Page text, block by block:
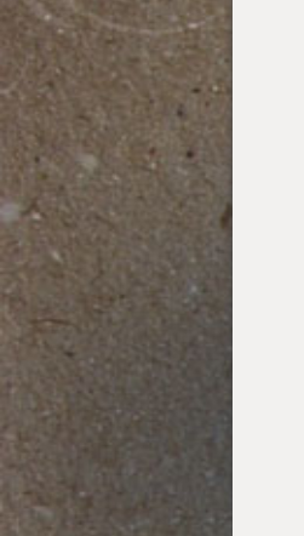
3.253.25
Punkte: 3.25
4
Punkte: 4
Punkte: 4
Millau Punkte: 4